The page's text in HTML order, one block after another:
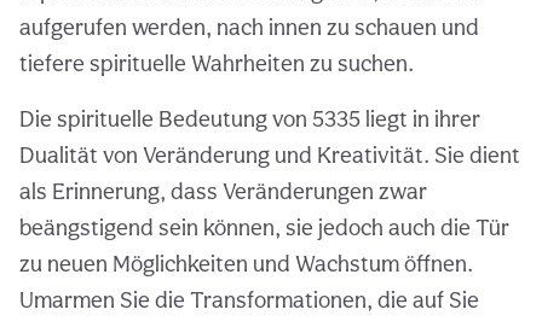
aufgerufen werden, nach innen zu schauen und
tiefere spirituelle Wahrheiten zu suchen.
Die spirituelle Bedeutung von 5335 liegt in ihrer
Dualität von Veränderung und Kreativität. Sie dient
als Erinnerung, dass Veränderungen zwar
beängstigend sein können, sie jedoch auch die Tür
zu neuen Möglichkeiten und Wachstum öffnen.
Umarmen Sie die Transformationen, die auf Sie